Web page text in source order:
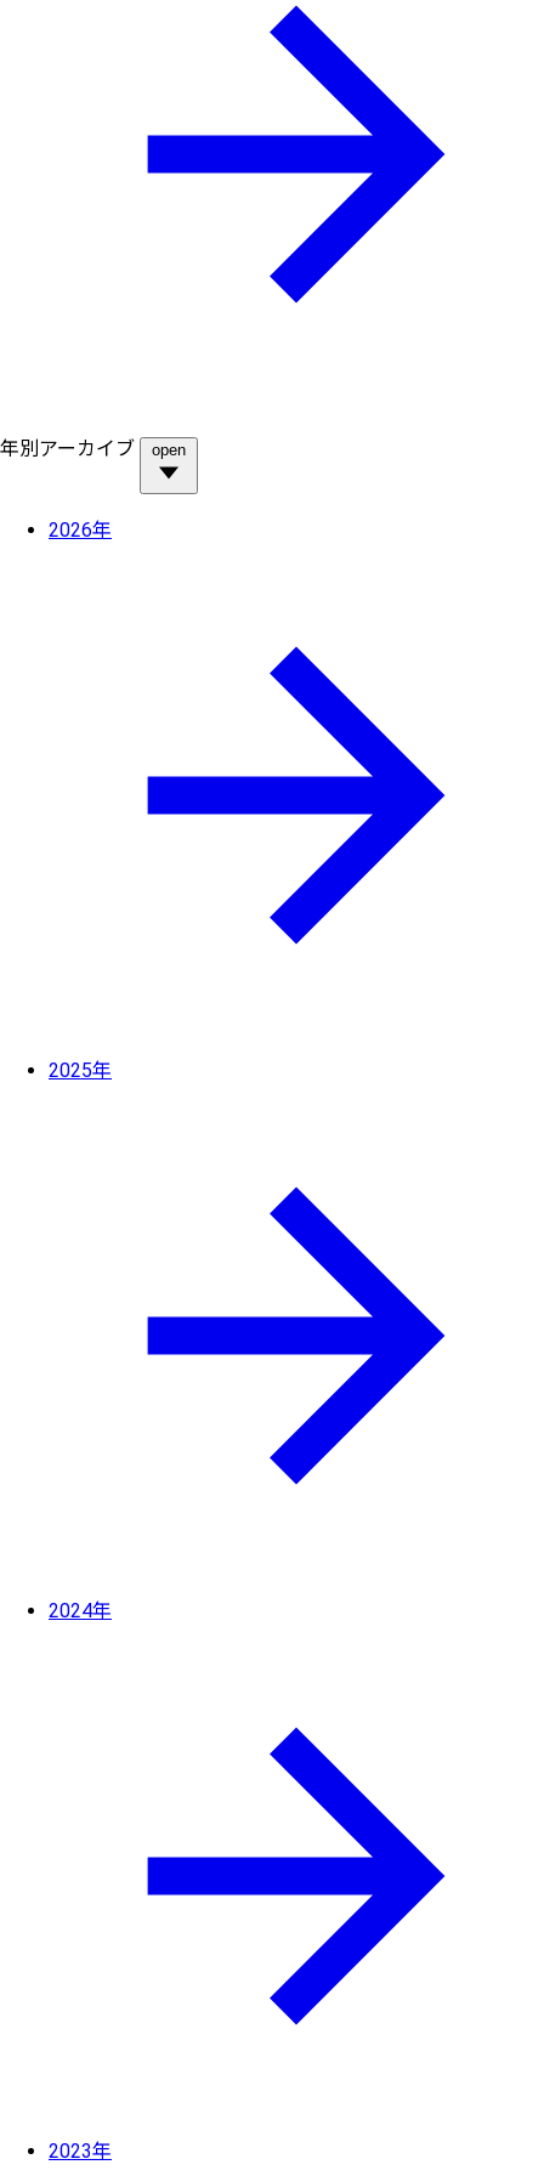
年別アーカイブ open
2026年
2025年
2024年
2023年